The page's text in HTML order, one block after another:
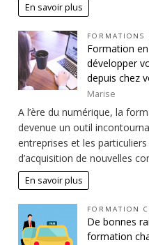
En savoir plus
FORMATIONS
Formation
développer
depuis chez
Marise
A l’ère du numérique, la
devenue un outil
entreprises et les
d’acquisition de nouvelles
En savoir plus
FORMATION
De bonnes
formation